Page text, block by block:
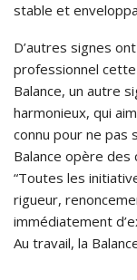
stable et
D’autres signes
professionnel cette
Balance, un autre
harmonieux, qui
connu pour ne pas
Balance opère des
“Toutes les
rigueur,
immédiatement
Au travail, la